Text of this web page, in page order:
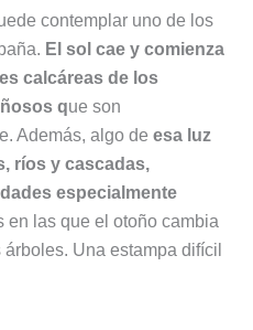
contemplar uno de los
El sol cae y comienza
calcáreas de los
que son
Además, algo de esa luz
ríos y cascadas,
especialmente
las que el otoño cambia
Una estampa difícil